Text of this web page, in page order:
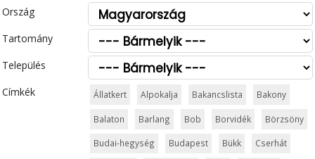
Ország
Tartomány
Település
Címkék
Állatkert Alpokalja Bakancslista Bakony
Balaton Barlang Bob Borvidék Börzsöny
Budai-hegység Budapest Bükk Cserhát